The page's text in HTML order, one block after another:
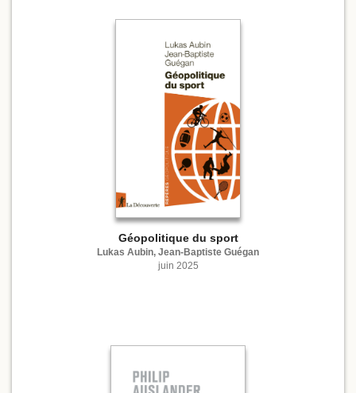
Géopolitique du sport
Lukas Aubin, Jean-Baptiste Guégan
juin 2025